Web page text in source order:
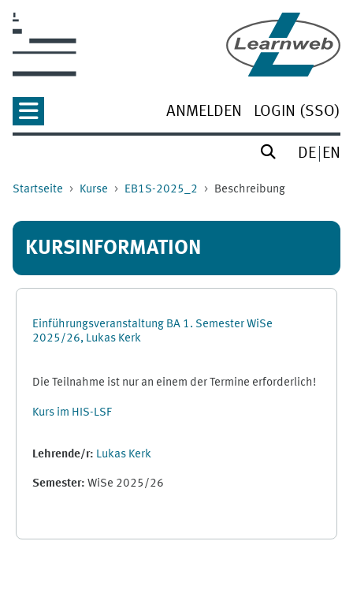
ANMELDEN LOGIN (SSO)
DE EN
Startseite Kurse EB1S-2025_2 Beschreibung
KURSINFORMATION
Einführungsveranstaltung BA 1. Semester WiSe
2025/26, Lukas Kerk
Die Teilnahme ist nur an einem der Termine erforderlich!
Kurs im HIS-LSF
Lehrende/r: Lukas Kerk
Semester: WiSe 2025/26